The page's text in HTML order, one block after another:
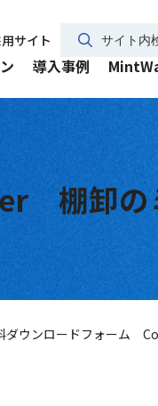
サイト
導入事例
棚卸の
ダウンロードフォーム